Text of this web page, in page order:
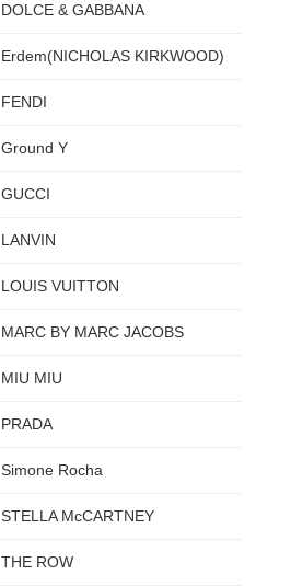
DOLCE & GABBANA
Erdem(NICHOLAS KIRKWOOD)
FENDI
Ground Y
GUCCI
LANVIN
LOUIS VUITTON
MARC BY MARC JACOBS
MIU MIU
PRADA
Simone Rocha
STELLA McCARTNEY
THE ROW